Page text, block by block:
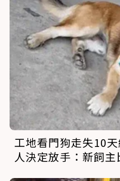
工地看門狗走失10
人決定放手：新飼主